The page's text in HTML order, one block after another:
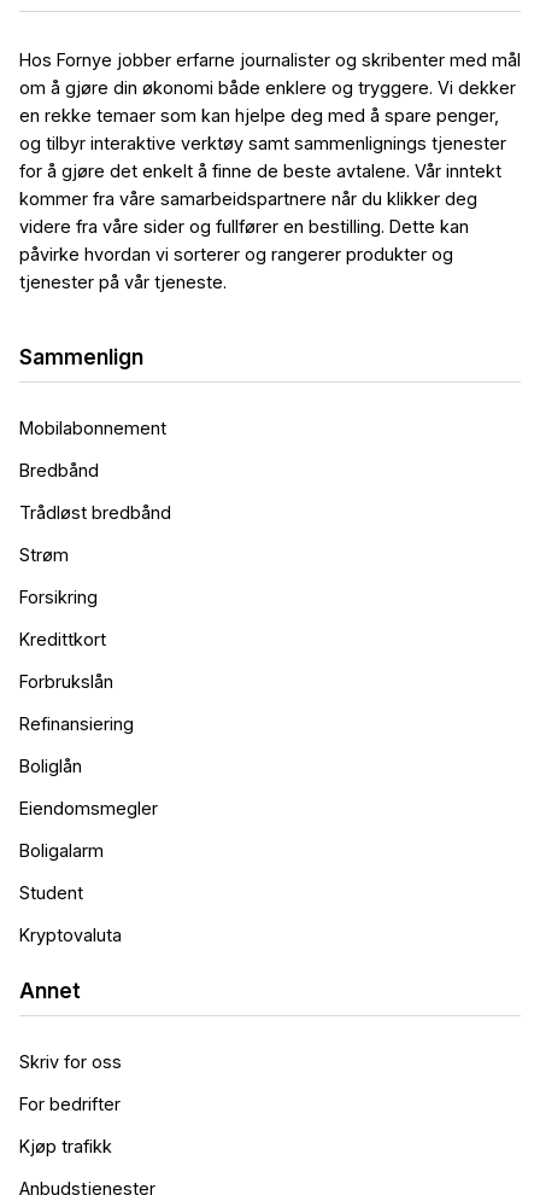
Hos Fornye jobber erfarne journalister og skribenter med mål
om å gjøre din økonomi både enklere og tryggere. Vi dekker
en rekke temaer som kan hjelpe deg med å spare penger,
og tilbyr interaktive verktøy samt sammenlignings tjenester
for å gjøre det enkelt å finne de beste avtalene. Vår inntekt
kommer fra våre samarbeidspartnere når du klikker deg
videre fra våre sider og fullfører en bestilling. Dette kan
påvirke hvordan vi sorterer og rangerer produkter og
tjenester på vår tjeneste.
Sammenlign
Mobilabonnement
Bredbånd
Trådløst bredbånd
Strøm
Forsikring
Kredittkort
Forbrukslån
Refinansiering
Boliglån
Eiendomsmegler
Boligalarm
Student
Kryptovaluta
Annet
Skriv for oss
For bedrifter
Kjøp trafikk
Anbudstjenester